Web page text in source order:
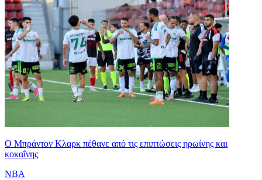
Ο Μπράντον Κλαρκ πέθανε από τις επιπτώσεις ηρωίνης και
κοκαΐνης
NBA